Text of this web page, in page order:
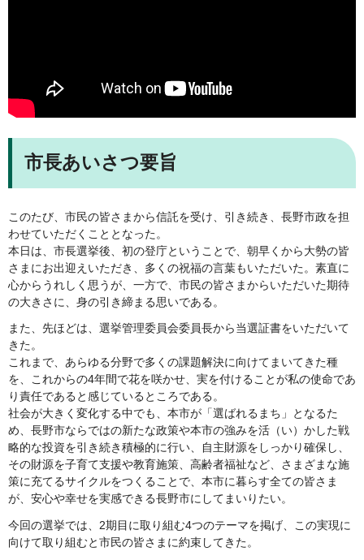
市長あいさつ要旨
このたび、市民の皆さまから信託を受け、引き続き、長野市政を担
わせていただくこととなった。
本日は、市長選挙後、初の登庁ということで、朝早くから大勢の皆
さまにお出迎えいただき、多くの祝福の言葉もいただいた。素直に
心からうれしく思うが、一方で、市民の皆さまからいただいた期待
の大きさに、身の引き締まる思いである。
また、先ほどは、選挙管理委員会委員長から当選証書をいただいて
きた。
これまで、あらゆる分野で多くの課題解決に向けてまいてきた種
を、これからの4年間で花を咲かせ、実を付けることが私の使命であ
り責任であると感じているところである。
社会が大きく変化する中でも、本市が「選ばれるまち」となるた
め、長野市ならではの新たな政策や本市の強みを活（い）かした戦
略的な投資を引き続き積極的に行い、自主財源をしっかり確保し、
その財源を子育て支援や教育施策、高齢者福祉など、さまざまな施
策に充てるサイクルをつくることで、本市に暮らす全ての皆さま
が、安心や幸せを実感できる長野市にしてまいりたい。
今回の選挙では、2期目に取り組む4つのテーマを掲げ、この実現に
向けて取り組むと市民の皆さまに約束してきた。